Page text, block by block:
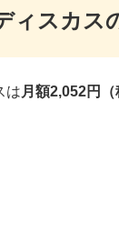
ィスカス
は 月額2,052円（